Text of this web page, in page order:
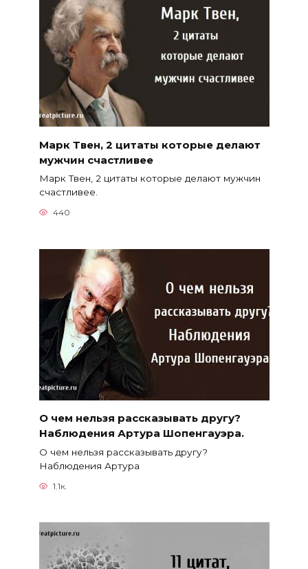
Марк Твен, 2 цитаты которые делают
мужчин счастливее
Марк Твен, 2 цитаты которые делают мужчин
счастливее.
440
О чем нельзя рассказывать другу?
Наблюдения Артура Шопенгауэра.
О чем нельзя рассказывать другу?
Наблюдения Артура
1.1к.